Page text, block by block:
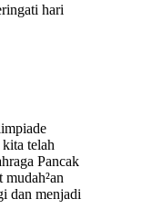
hari
telah
Pancak
mudah²an
dan menjadi